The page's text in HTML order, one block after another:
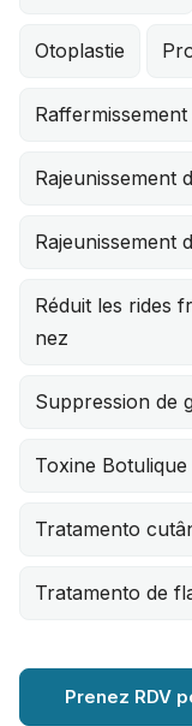
Otoplastie
Rajeunissement
Rajeunissement
Réduit les rides
nez
Suppression de
Toxine Botulique
Tratamento
Tratamento de
Prenez RDV